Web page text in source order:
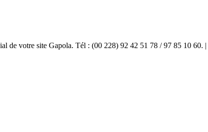
de votre site Gapola. Tél : (00 228) 92 42 51 78 / 97 85 10